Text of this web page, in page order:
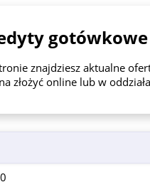
znajdziesz aktualne
złożyć online lub w